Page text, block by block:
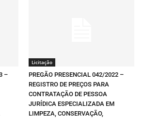
–
Licitação
PREGÃO PRESENCIAL 042/2022 –
REGISTRO DE PREÇOS PARA
CONTRATAÇÃO DE PESSOA
JURÍDICA ESPECIALIZADA EM
LIMPEZA, CONSERVAÇÃO,